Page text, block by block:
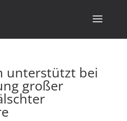
unterstützt bei
großer